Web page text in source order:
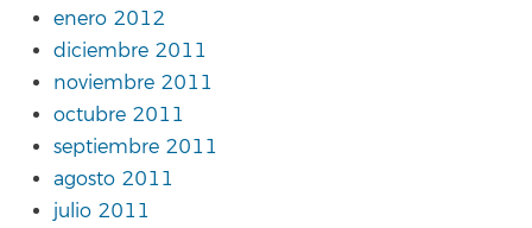
enero 2012
diciembre 2011
noviembre 2011
octubre 2011
septiembre 2011
agosto 2011
julio 2011